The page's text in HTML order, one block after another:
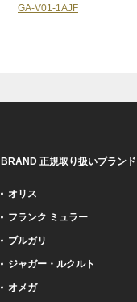
GA-V01-1AJF
BRAND 正規取り扱いブランド
オリス
フランク ミュラー
ブルガリ
ジャガー・ルクルト
オメガ